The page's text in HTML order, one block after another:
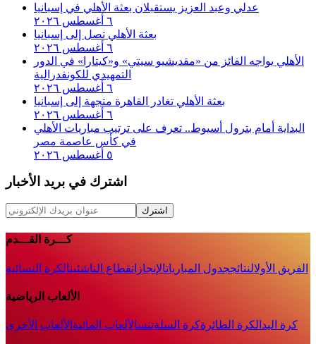
عدلي وعبد العزيز يستقبلان بعثة الأهلي في إسبانيا
٦ أغسطس ٢٠٢٦
بعثة الأهلي تصل إلى إسبانيا
٦ أغسطس ٢٠٢٦
الأهلي يواجه الفائز من «مقديشيو سيتي» و«كيتارا» في الدور
التمهيدي للكونفدرالية
٦ أغسطس ٢٠٢٦
بعثة الأهلي تغادر القاهرة متجهة إلى إسبانيا
٦ أغسطس ٢٠٢٦
البداية أمام بترول أسيوط.. تعرف على ترتيب مباريات الأهلي
في كأس عاصمة مصر
٥ أغسطس ٢٠٢٦
اشترك في بريد الأخبار
اشترك
كـــرة القـــدم
الفريق الأولالنتائججدول المبارياتالإنجازاتقطاع الناشئينالكرة النسائية
الألعاب الرياضية
كرة اليد الكرة الطائرةكرة السلةتنسالألعاب المائية الألعاب الأخرى